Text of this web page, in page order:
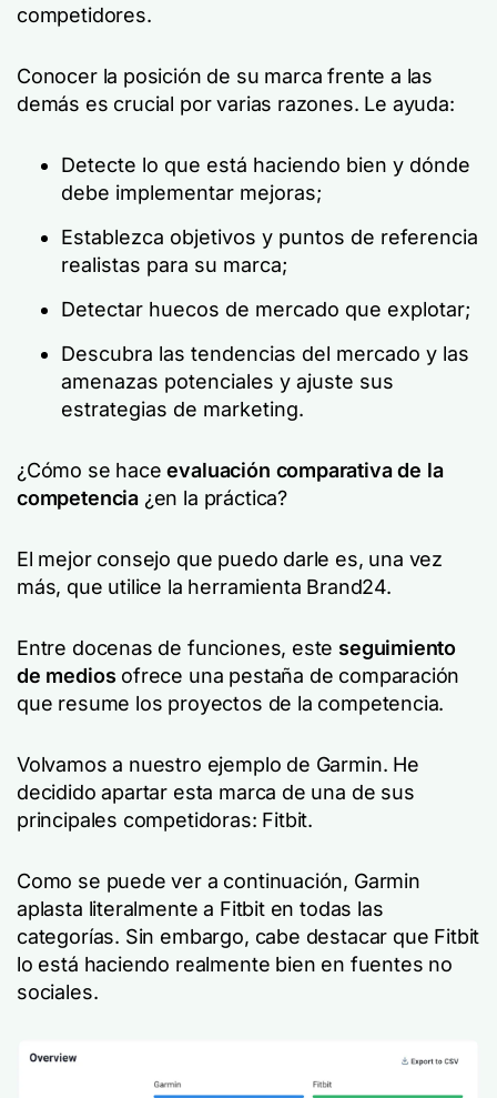
competidores.
Conocer la posición de su marca frente a las
demás es crucial por varias razones. Le ayuda:
Detecte lo que está haciendo bien y dónde
debe implementar mejoras;
Establezca objetivos y puntos de referencia
realistas para su marca;
Detectar huecos de mercado que explotar;
Descubra las tendencias del mercado y las
amenazas potenciales y ajuste sus
estrategias de marketing.
¿Cómo se haceevaluación comparativa de la
competencia ¿en la práctica?
El mejor consejo que puedo darle es, una vez
más, que utilice la herramienta Brand24.
Entre docenas de funciones, este seguimiento
de medios ofrece una pestaña de comparación
que resume los proyectos de la competencia.
Volvamos a nuestro ejemplo de Garmin. He
decidido apartar esta marca de una de sus
principales competidoras: Fitbit.
Como se puede ver a continuación, Garmin
aplasta literalmente a Fitbit en todas las
categorías. Sin embargo, cabe destacar que Fitbit
lo está haciendo realmente bien en fuentes no
sociales.